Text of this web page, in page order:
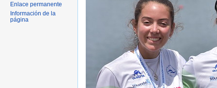
Enlace permanente
Información de la
página